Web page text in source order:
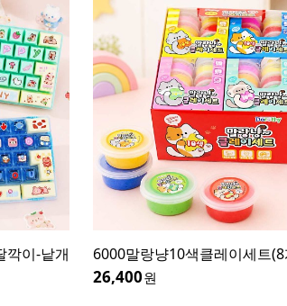
깍이-낱개
6000말랑냥10색클레이세트
26,400원